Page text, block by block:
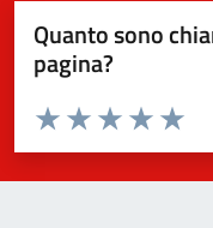
Quanto sono
pagina?
Valuta da 1 a 5 stelle la
Valuta 4
Valuta 3
Valuta 2 stelle su
Valuta 1 stelle su 5